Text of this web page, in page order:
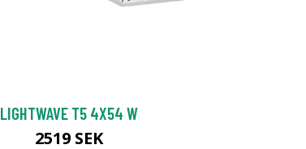
LIGHTWAVE T5 4X54 W
2519 SEK